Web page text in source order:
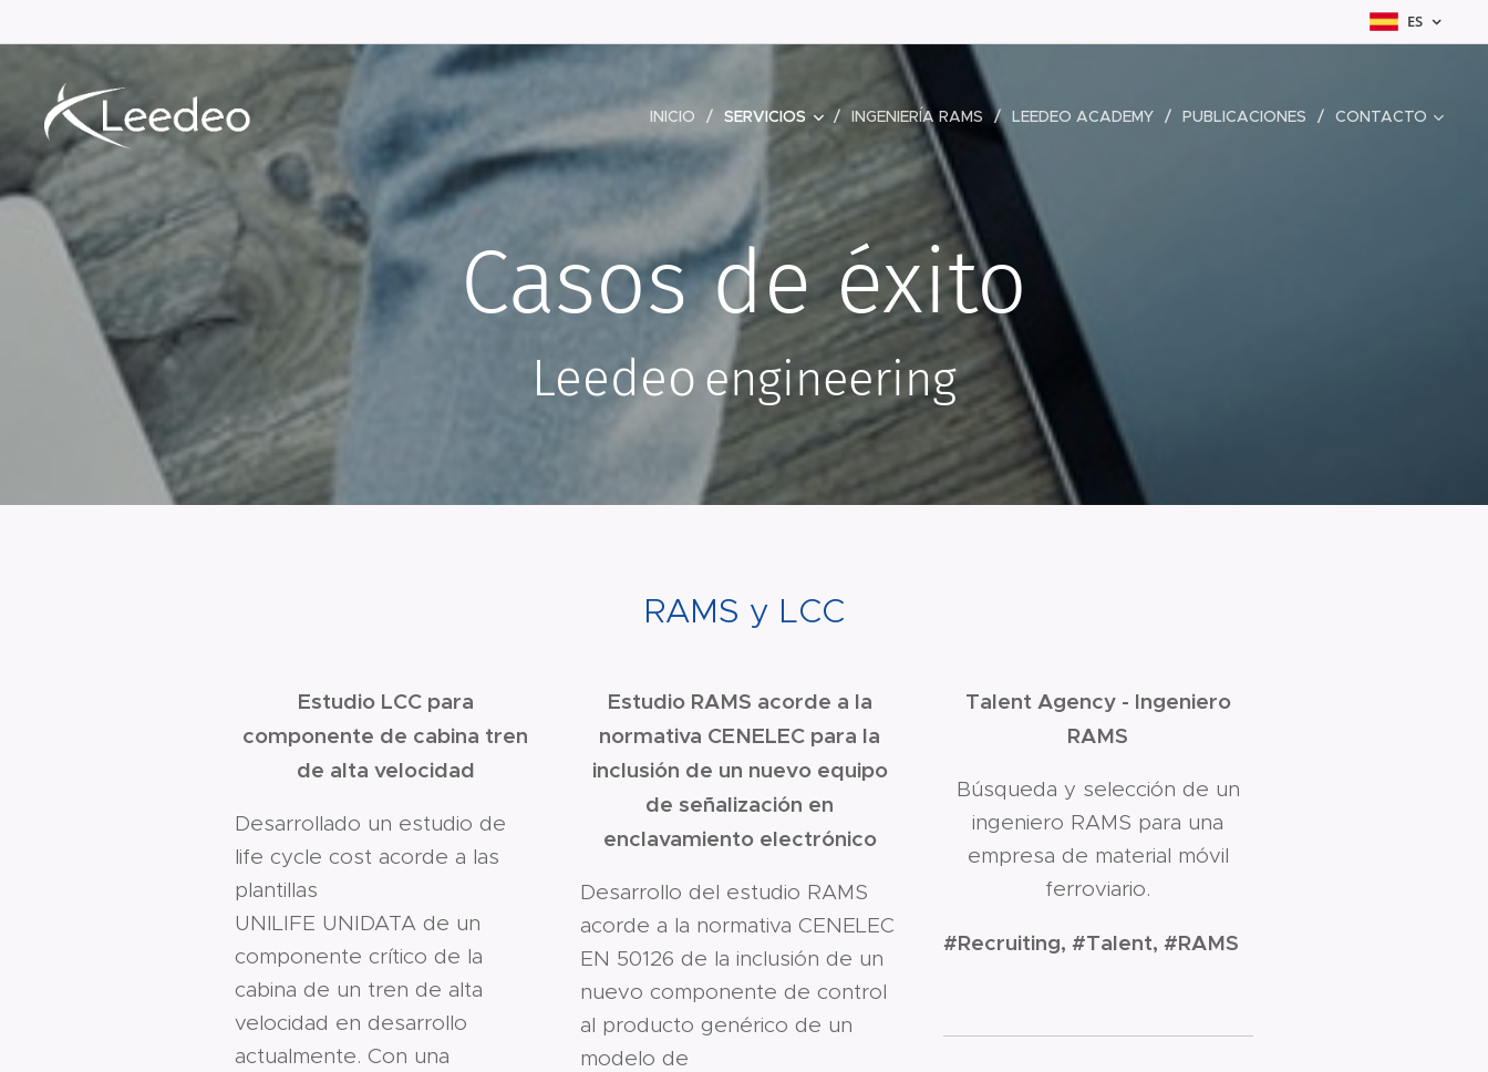
ES
INICIO SERVICIOS INGENIERÍA RAMS LEEDEO ACADEMY PUBLICACIONES CONTACTO
Casos de éxito
Leedeo engineering
RAMS y LCC
Estudio LCC para
componente de cabina tren
de alta velocidad
Desarrollado un estudio de
life cycle cost acorde a las
plantillas
UNILIFE UNIDATA de un
componente crítico de la
cabina de un tren de alta
velocidad en desarrollo
actualmente. Con una
Estudio RAMS acorde a la
normativa CENELEC para la
inclusión de un nuevo equipo
de señalización en
enclavamiento electrónico
Desarrollo del estudio RAMS
acorde a la normativa CENELEC
EN 50126 de la inclusión de un
nuevo componente de control
al producto genérico de un
modelo de
Talent Agency - Ingeniero
RAMS
Búsqueda y selección de un
ingeniero RAMS para una
empresa de material móvil
ferroviario.
#Recruiting, #Talent, #RAMS